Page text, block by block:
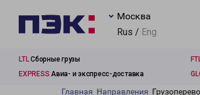
Москва
Rus / Eng
LTLСборные грузы
EXPRESS Авиа- и экспресс-доставка
Главная Направления